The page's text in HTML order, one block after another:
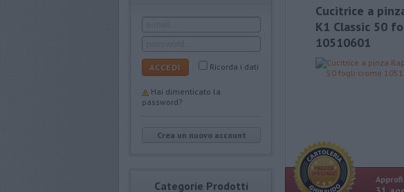
ACCEDI Ricorda i dati
Hai dimenticato la
password?
Crea un nuovo account
Categorie Prodotti
Cucitrice a
K1 Classic 50
10510601